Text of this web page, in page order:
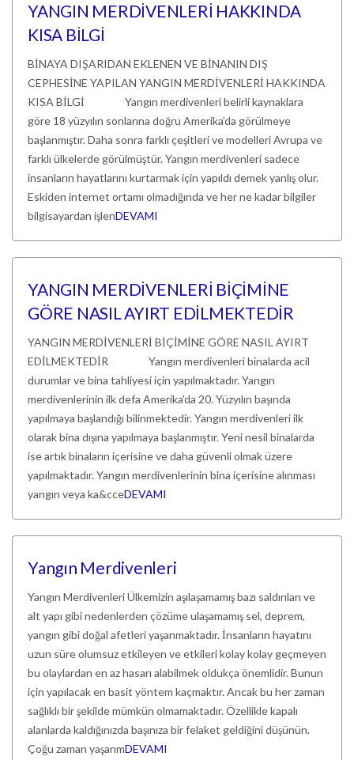
YANGIN MERDİVENLERİ HAKKINDA
KISA BİLGİ
BİNAYA DIŞARIDAN EKLENEN VE BİNANIN DIŞ
CEPHESİNE YAPILAN YANGIN MERDİVENLERİ HAKKINDA
KISA BİLGİ Yangın merdivenleri belirli kaynaklara
göre 18 yüzyılın sonlarına doğru Amerika’da görülmeye
başlanmıştır. Daha sonra farklı çeşitleri ve modelleri Avrupa ve
farklı ülkelerde görülmüştür. Yangın merdivenleri sadece
insanların hayatlarını kurtarmak için yapıldı demek yanlış olur.
Eskiden internet ortamı olmadığında ve her ne kadar bilgiler
bilgisayardan işlenDEVAMI
YANGIN MERDİVENLERİ BİÇİMİNE
GÖRE NASIL AYIRT EDİLMEKTEDİR
YANGIN MERDİVENLERİ BİÇİMİNE GÖRE NASIL AYIRT
EDİLMEKTEDİR Yangın merdivenleri binalarda acil
durumlar ve bina tahliyesi için yapılmaktadır. Yangın
merdivenlerinin ilk defa Amerika’da 20. Yüzyılın başında
yapılmaya başlandığı bilinmektedir. Yangın merdivenleri ilk
olarak bina dışına yapılmaya başlanmıştır. Yeni nesil binalarda
ise artık binaların içerisine ve daha güvenli olmak üzere
yapılmaktadır. Yangın merdivenlerinin bina içerisine alınması
yangın veya ka&cceDEVAMI
Yangın Merdivenleri
Yangın Merdivenleri Ülkemizin aşılaşamamış bazı saldırıları ve
alt yapı gibi nedenlerden çözüme ulaşamamış sel, deprem,
yangın gibi doğal afetleri yaşanmaktadır. İnsanların hayatını
uzun süre olumsuz etkileyen ve etkileri kolay kolay geçmeyen
bu olaylardan en az hasarı alabilmek oldukça önemlidir. Bunun
için yapılacak en basit yöntem kaçmaktır. Ancak bu her zaman
sağlıklı bir şekilde mümkün olmamaktadır. Özellikle kapalı
alanlarda kaldığınızda başınıza bir felaket geldiğini düşünün.
Çoğu zaman yaşanmDEVAMI